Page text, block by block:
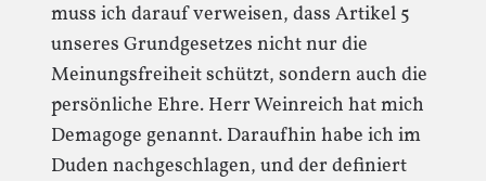
muss ich darauf verweisen, dass Artikel 5
unseres Grundgesetzes nicht nur die
Meinungsfreiheit schützt, sondern auch die
persönliche Ehre. Herr Weinreich hat mich
Demagoge genannt. Daraufhin habe ich im
Duden nachgeschlagen, und der definiert